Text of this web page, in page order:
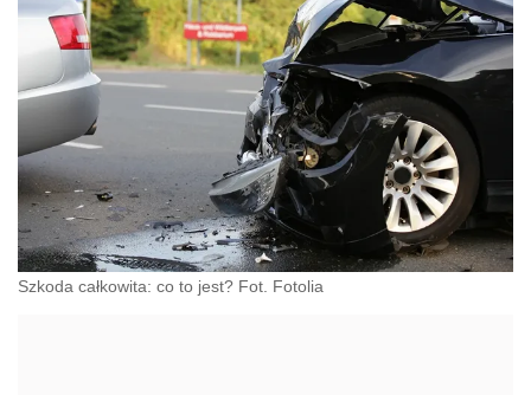
Szkoda całkowita: co to jest? Fot. Fotolia